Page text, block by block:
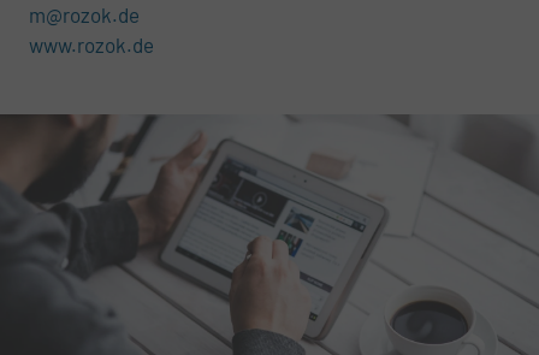
m@rozok.de
www.rozok.de